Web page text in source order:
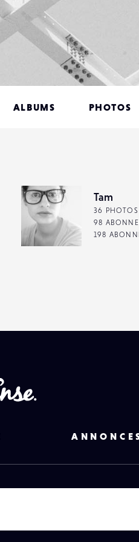
ALBUMS PHOTOS
Tam
36 PHOTOS
98
198